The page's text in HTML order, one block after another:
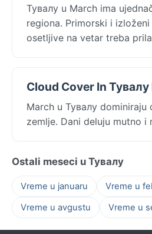
Тувалу u March ima
regiona. Primorski i
osetljive na vetar treba
Cloud Cover In
March u Тувалу
zemlje. Dani deluju mutno
Ostali meseci u Тувалу
Vreme u januaru Vreme u
Vreme u avgustu
Vreme u